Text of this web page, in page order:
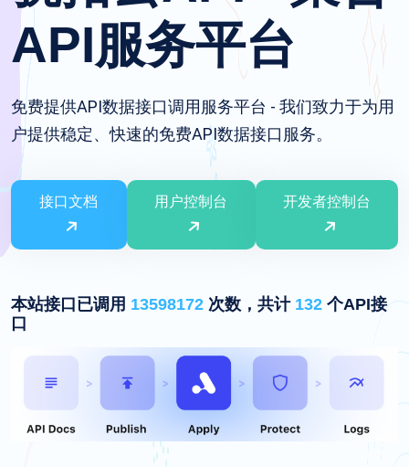
API服务平台
免费提供API数据接口调用服务平台 - 我们致力于为用
户提供稳定、快速的免费API数据接口服务。
接口文档 用户控制台 开发者控制台
本站接口已调用 13598172 次数，共计 132 个API接
口